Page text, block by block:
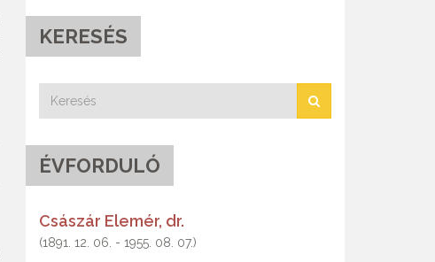
KERESÉS
ÉVFORDULÓ
Császár Elemér, dr.
(1891. 12. 06. - 1955. 08. 07.)